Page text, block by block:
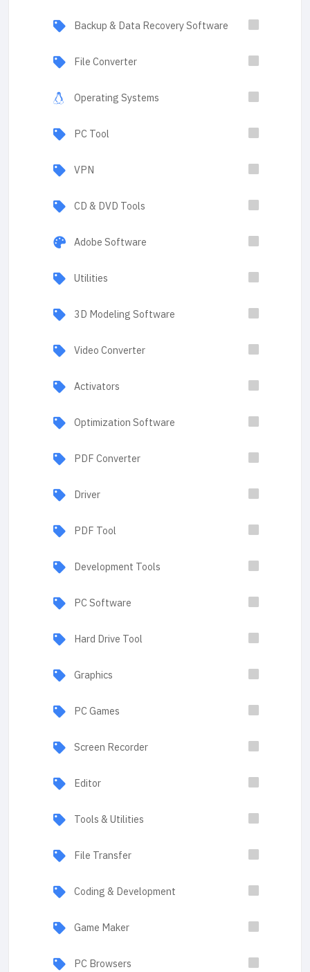
Backup & Data Recovery Software
File Converter
Operating Systems
PC Tool
VPN
CD & DVD Tools
Adobe Software
Utilities
3D Modeling Software
Video Converter
Activators
Optimization Software
PDF Converter
Driver
PDF Tool
Development Tools
PC Software
Hard Drive Tool
Graphics
PC Games
Screen Recorder
Editor
Tools & Utilities
File Transfer
Coding & Development
Game Maker
PC Browsers